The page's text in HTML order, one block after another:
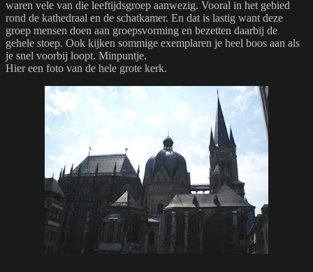
waren vele van die leeftijdsgroep aanwezig. Vooral in het gebied
rond de kathedraal en de schatkamer. En dat is lastig want deze
groep mensen doen aan groepsvorming en bezetten daarbij de
gehele stoep. Ook kijken sommige exemplaren je heel boos aan als
je snel voorbij loopt. Minpuntje.
Hier een foto van de hele grote kerk.